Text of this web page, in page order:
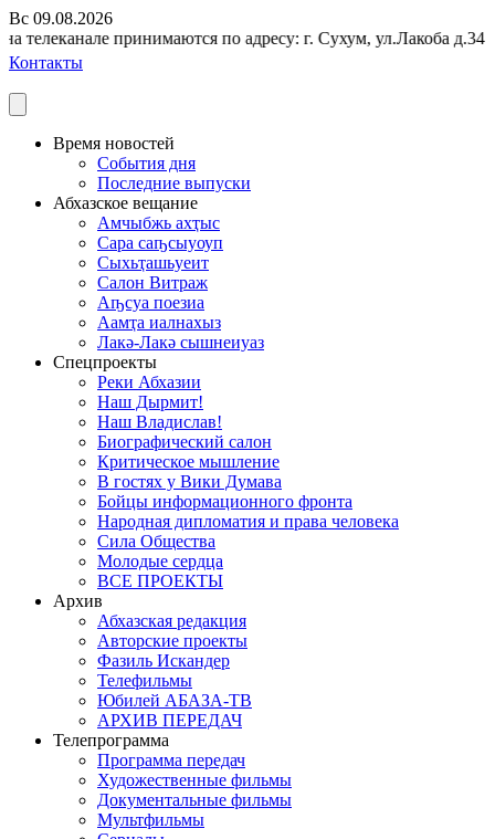
Вс 09.08.2026
телеканале принимаются по адресу: г. Сухум, ул.Лакоба д.34
Контакты
Время новостей
События дня
Последние выпуски
Абхазское вещание
Амчыбжь ахҭыс
Сара саҧсыуоуп
Сыхьҭашьуеит
Салон Витраж
Аҧсуа поезиа
Аамҭа иалнахыз
Лакә-Лакә сышнеиуаз
Спецпроекты
Реки Абхазии
Наш Дырмит!
Наш Владислав!
Биографический салон
Критическое мышление
В гостях у Вики Думава
Бойцы информационного фронта
Народная дипломатия и права человека
Сила Общества
Молодые сердца
ВСЕ ПРОЕКТЫ
Архив
Абхазская редакция
Авторские проекты
Фазиль Искандер
Телефильмы
Юбилей АБАЗА-ТВ
АРХИВ ПЕРЕДАЧ
Телепрограмма
Программа передач
Художественные фильмы
Документальные фильмы
Мультфильмы